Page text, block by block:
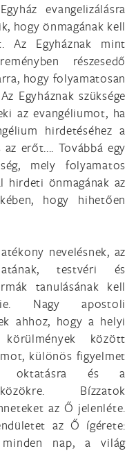
evangelizálásra
hogy önmagának kell
Az Egyháznak mint
részesedő
hogy folyamatosan
Egyháznak szüksége
az evangéliumot, ha
hirdetéséhez a
erőt.... Továbbá egy
mely folyamatos
hirdeti önmagának az
hogy hihetően
nevelésnek, az
testvéri és
tanulásának kell
Nagy apostoli
ahhoz, hogy a helyi
körülmények között
különös figyelmet
oktatásra és a
Bízzatok
az Ő jelenléte.
az Ő ígérete:
nap, a világ